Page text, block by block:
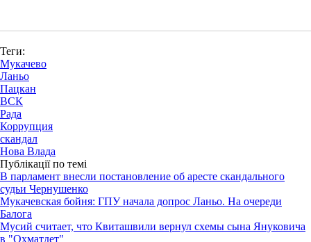
Теги:
Мукачево
Ланьо
Пацкан
ВСК
Рада
Коррупция
скандал
Нова Влада
Публікації по темі
В парламент внесли постановление об аресте скандального
судьи Чернушенко
Мукачевская бойня: ГПУ начала допрос Ланьо. На очереди
Балога
Мусий считает, что Квиташвили вернул схемы сына Януковича
в "Охматдет"